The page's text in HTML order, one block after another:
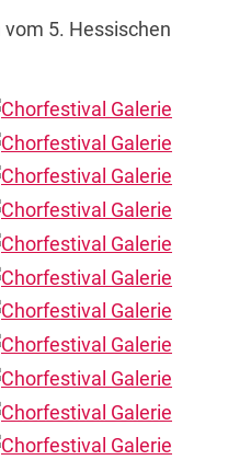
5. Hessischen